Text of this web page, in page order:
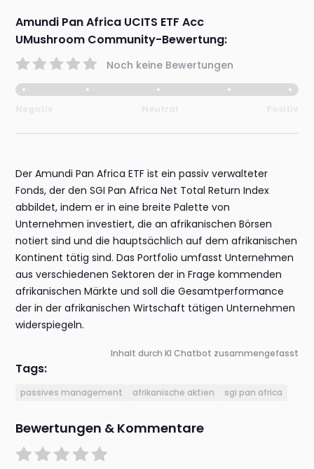
Amundi Pan Africa UCITS ETF Acc
UMushroom Community-Bewertung:
Noch keine Bewertungen
Der Amundi Pan Africa ETF ist ein passiv verwalteter
Fonds, der den SGI Pan Africa Net Total Return Index
abbildet, indem er in eine breite Palette von
Unternehmen investiert, die an afrikanischen Börsen
notiert sind und die hauptsächlich auf dem afrikanischen
Kontinent tätig sind. Das Portfolio umfasst Unternehmen
aus verschiedenen Sektoren der in Frage kommenden
afrikanischen Märkte und soll die Gesamtperformance
der in der afrikanischen Wirtschaft tätigen Unternehmen
widerspiegeln.
Inhalt durch KI Chatbot zusammengefasst
Tags:
passives management afrikanische aktien sgi pan africa
Bewertungen & Kommentare